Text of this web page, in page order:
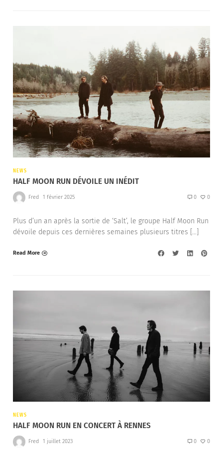
NEWS
HALF MOON RUN DÉVOILE UN INÉDIT
Fred 1 février 2025 0 0
Plus d’un an après la sortie de ‘Salt’, le groupe Half Moon Run
dévoile depuis ces dernières semaines plusieurs titres […]
Read More
NEWS
HALF MOON RUN EN CONCERT À RENNES
Fred 1 juillet 2023 0 0